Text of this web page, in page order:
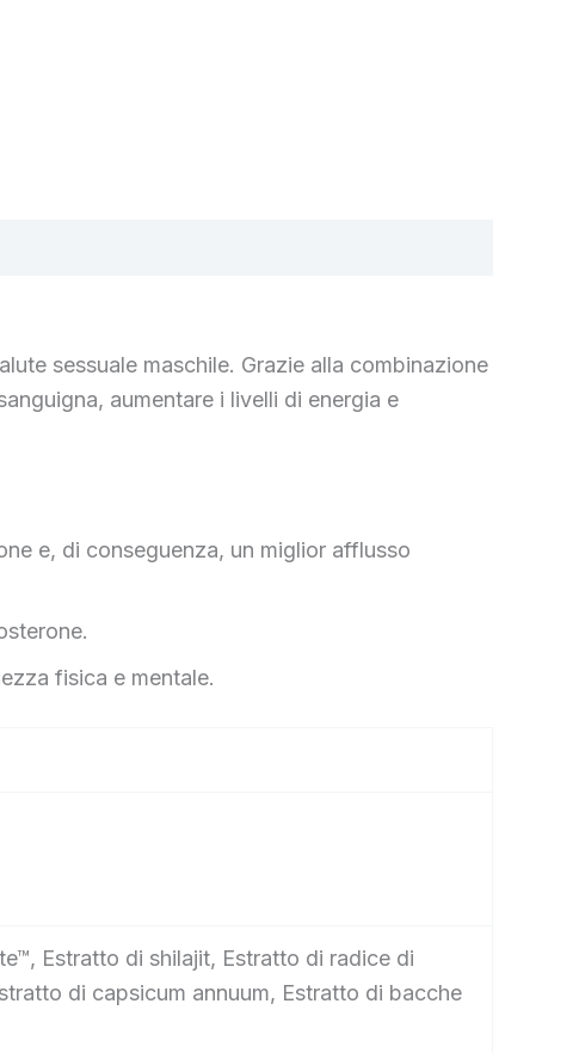
sessuale maschile. Grazie alla combinazione
aumentare i livelli di energia e
e, di conseguenza, un miglior afflusso
fisica e mentale.
Estratto di shilajit, Estratto di radice di
di capsicum annuum, Estratto di bacche